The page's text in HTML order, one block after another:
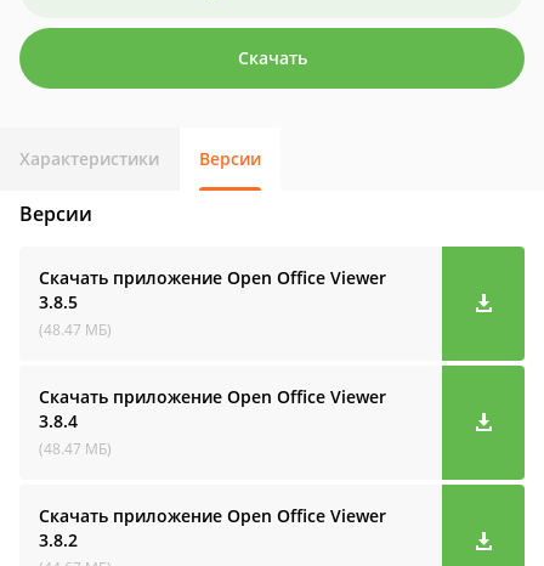
Скачать
Характеристики Версии
Версии
Скачать приложение Open Office Viewer
3.8.5
(48.47 МБ)
Скачать приложение Open Office Viewer
3.8.4
(48.47 МБ)
Скачать приложение Open Office Viewer
3.8.2